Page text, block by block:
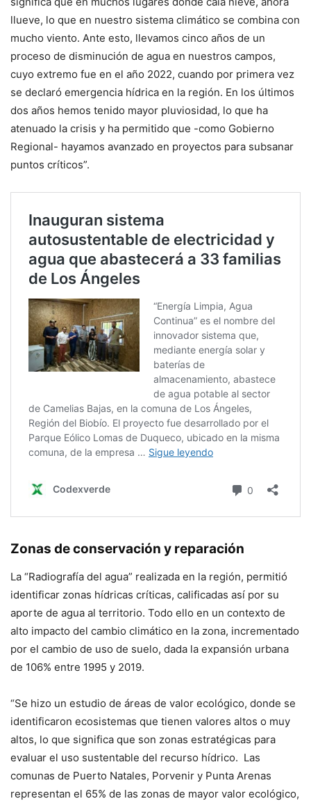
llueve, lo que en nuestro sistema climático se combina con
mucho viento. Ante esto, llevamos cinco años de un
proceso de disminución de agua en nuestros campos,
cuyo extremo fue en el año 2022, cuando por primera vez
se declaró emergencia hídrica en la región. En los últimos
dos años hemos tenido mayor pluviosidad, lo que ha
atenuado la crisis y ha permitido que -como Gobierno
Regional- hayamos avanzado en proyectos para subsanar
puntos críticos”.
Zonas de conservación y reparación
La “Radiografía del agua” realizada en la región, permitió
identificar zonas hídricas críticas, calificadas así por su
aporte de agua al territorio. Todo ello en un contexto de
alto impacto del cambio climático en la zona, incrementado
por el cambio de uso de suelo, dada la expansión urbana
de 106% entre 1995 y 2019.
“Se hizo un estudio de áreas de valor ecológico, donde se
identificaron ecosistemas que tienen valores altos o muy
altos, lo que significa que son zonas estratégicas para
evaluar el uso sustentable del recurso hídrico. Las
comunas de Puerto Natales, Porvenir y Punta Arenas
representan el 65% de las zonas de mayor valor ecológico,